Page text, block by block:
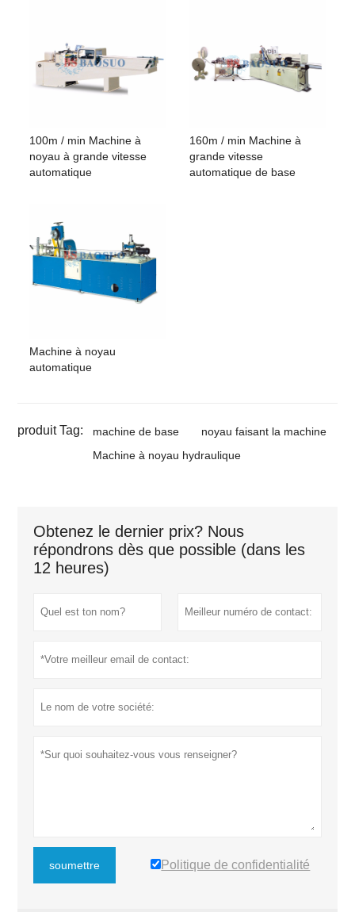
100m / min Machine à
noyau à grande vitesse
automatique
160m / min Machine à
grande vitesse
automatique de base
Machine à noyau
automatique
produit Tag: machine de base
noyau faisant la machine
Machine à noyau hydraulique
Obtenez le dernier prix? Nous
répondrons dès que possible (dans les
12 heures)
soumettre Politique de confidentialité